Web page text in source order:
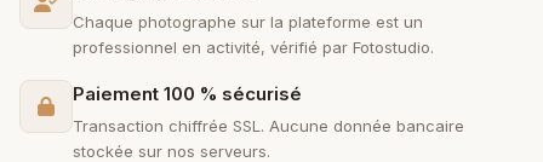
Chaque photographe sur la plateforme est un
professionnel en activité, vérifié par Fotostudio.
Paiement 100 % sécurisé
Transaction chiffrée SSL. Aucune donnée bancaire
stockée sur nos serveurs.